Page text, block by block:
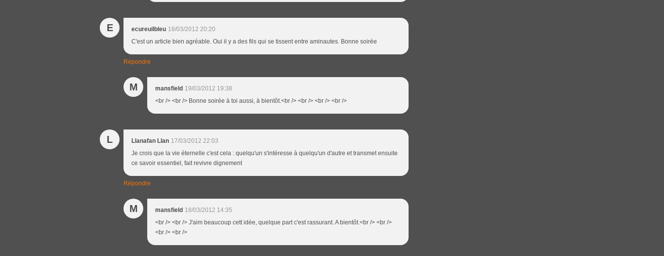
E ecureuilbleu 18/03/2012 20:20
C'est un article bien agréable. Oui il y a des fils qui se tissent entre aminautes. Bonne soirée
Répondre
M mansfield 19/03/2012 19:38
<br /> <br /> Bonne soirée à toi aussi, à bientôt.<br /> <br /> <br /> <br />
L Llanafan Llan 17/03/2012 22:03
Je crois que la vie éternelle c'est cela : quelqu'un s'intéresse à quelqu'un d'autre et transmet ensuite
ce savoir essentiel, fait revivre dignement
Répondre
M mansfield 18/03/2012 14:35
<br /> <br /> J'aim beaucoup cett idée, quelque part c'est rassurant. A bientôt.<br /> <br />
<br /> <br />